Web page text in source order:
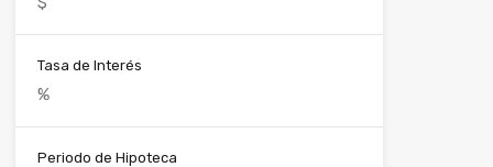
Tasa de Interés
Periodo de Hipoteca